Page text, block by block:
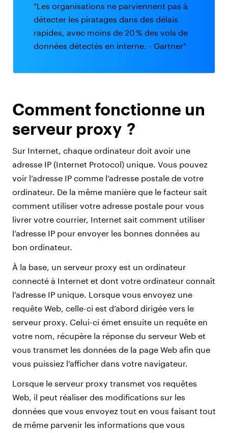
"Les organisations ne parviennent pas à
détecter les piratages dans des délais
rapides, avec moins de 20 % des vols de
données détectés en interne. - Gartner"
Comment fonctionne un
serveur proxy ?
Sur Internet, chaque ordinateur doit avoir une
adresse IP (Internet Protocol) unique. Vous pouvez
voir l’adresse IP comme l’adresse postale de votre
ordinateur. De la même manière que le facteur sait
comment utiliser votre adresse postale pour vous
livrer votre courrier, Internet sait comment utiliser
l’adresse IP pour envoyer les bonnes données au
bon ordinateur.
À la base, un serveur proxy est un ordinateur
connecté à Internet et dont votre ordinateur connaît
l’adresse IP unique. Lorsque vous envoyez une
requête Web, celle-ci est d’abord dirigée vers le
serveur proxy. Celui-ci émet ensuite un requête en
votre nom, récupère la réponse du serveur Web et
vous transmet les données de la page Web afin que
vous puissiez l’afficher dans votre navigateur.
Lorsque le serveur proxy transmet vos requêtes
Web, il peut réaliser des modifications sur les
données que vous envoyez tout en vous faisant tout
de même parvenir les informations que vous